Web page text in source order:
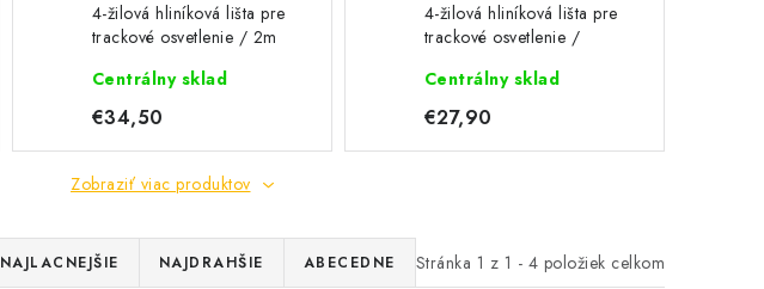
4-žilová hliníková lišta pre
trackové osvetlenie / 2m
Centrálny sklad
€34,50
4-žilová hliníková lišta pre
trackové osvetlenie /
Centrálny sklad
€27,90
Zobraziť viac produktov
Stránka 1 z 1 - 4 položiek celkom
NAJLACNEJŠIE NAJDRAHŠIE ABECEDNE